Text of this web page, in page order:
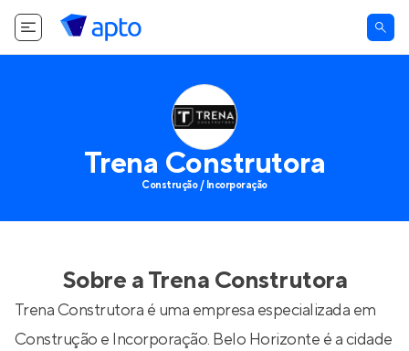
Trena Construtora
Construção / Incorporação
Sobre aTrena Construtora
Trena Construtora é uma empresa especializada em
Construção e Incorporação. Belo Horizonte é a cidade